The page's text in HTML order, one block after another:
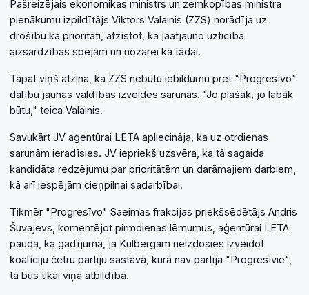
Pašreizējais ekonomikas ministrs un zemkopības ministra
pienākumu izpildītājs Viktors Valainis (ZZS) norādīja uz
drošību kā prioritāti, atzīstot, ka jāatjauno uzticība
aizsardzības spējām un nozarei kā tādai.
Tāpat viņš atzina, ka ZZS nebūtu iebildumu pret "Progresīvo"
dalību jaunas valdības izveides sarunās. "Jo plašāk, jo labāk
būtu," teica Valainis.
Savukārt JV aģentūrai LETA apliecināja, ka uz otrdienas
sarunām ieradīsies. JV iepriekš uzsvēra, ka tā sagaida
kandidāta redzējumu par prioritātēm un darāmajiem darbiem,
kā arī iespējām cieņpilnai sadarbībai.
Tikmēr "Progresīvo" Saeimas frakcijas priekšsēdētājs Andris
Šuvajevs, komentējot pirmdienas lēmumus, aģentūrai LETA
pauda, ka gadījumā, ja Kulbergam neizdosies izveidot
koalīciju četru partiju sastāvā, kurā nav partija "Progresīvie",
tā būs tikai viņa atbildība.